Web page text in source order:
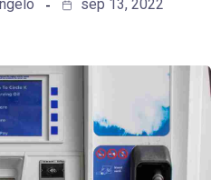
sep 13, 2022